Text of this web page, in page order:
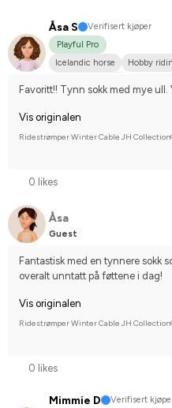
Åsa S
Verifisert kjøper
Playful Pro
Icelandic horse
Hobby
Favoritt!! Tynn sokk med mye ull.
Vis originalen
Ridestrømper Winter Cable JH
0 likes
Åsa
Guest
Fantastisk med en tynnere sokk
overalt unntatt på føttene i dag!
Vis originalen
Ridestrømper Winter Cable JH
0 likes
Mimmie D
Verifisert